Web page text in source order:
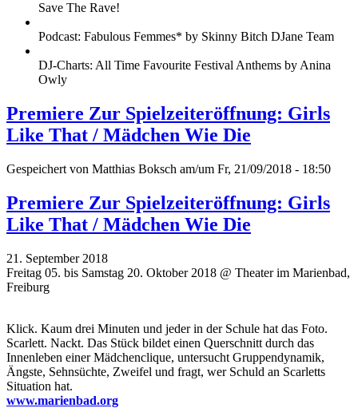
Save The Rave!
Podcast: Fabulous Femmes* by Skinny Bitch DJane Team
DJ-Charts: All Time Favourite Festival Anthems by Anina
Owly
Premiere Zur Spielzeiteröffnung: Girls
Like That / Mädchen Wie Die
Gespeichert von Matthias Boksch am/um Fr, 21/09/2018 - 18:50
Premiere Zur Spielzeiteröffnung: Girls
Like That / Mädchen Wie Die
21. September 2018
Freitag 05. bis Samstag 20. Oktober 2018 @ Theater im Marienbad,
Freiburg
Klick. Kaum drei Minuten und jeder in der Schule hat das Foto.
Scarlett. Nackt. Das Stück bildet einen Querschnitt durch das
Innenleben einer Mädchenclique, untersucht Gruppendynamik,
Ängste, Sehnsüchte, Zweifel und fragt, wer Schuld an Scarletts
Situation hat.
www.marienbad.org